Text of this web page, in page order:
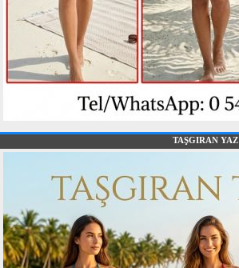
TAŞGIRAN YAZ